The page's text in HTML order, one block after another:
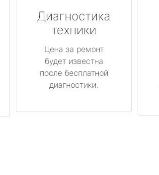
Диагностика
техники
Цена за ремонт
будет известна
после бесплатной
диагностики.